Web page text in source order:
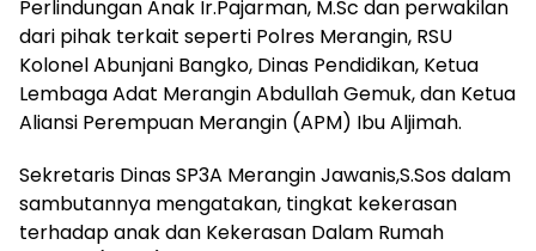
Perlindungan Anak Ir.Pajarman, M.Sc dan perwakilan
dari pihak terkait seperti Polres Merangin, RSU
Kolonel Abunjani Bangko, Dinas Pendidikan, Ketua
Lembaga Adat Merangin Abdullah Gemuk, dan Ketua
Aliansi Perempuan Merangin (APM) Ibu Aljimah.
Sekretaris Dinas SP3A Merangin Jawanis,S.Sos dalam
sambutannya mengatakan, tingkat kekerasan
terhadap anak dan Kekerasan Dalam Rumah